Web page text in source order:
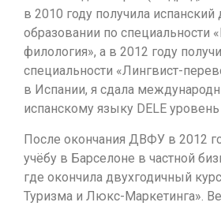
в 2010 году получила
образовании по специальности
филология», а в 2012 году
специальности «Лингвист-
в Испании, я сдала
испанскому языку DELE
После окончания ДВФУ в 2012
учёбу в Барселоне в частной
где окончила двухгодичный
Туризма и Люкс-Маркетинга».